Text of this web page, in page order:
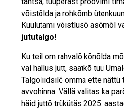
võistõlda ja rohkõmb
Kuulutami võistlusõ asõmõl
jututalgo!
Ku teil om rahvalõ kõnõlda
vai hallus jutt, saatkõ tuu
Talgoliidsilõ omma ette nättü
avvohinna. Vällä valitas ka
häid juttõ trükütäs 2025.